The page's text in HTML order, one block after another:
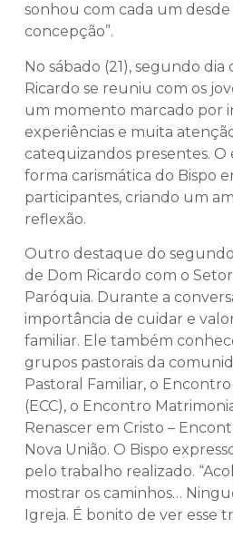
sonhou com cada um
concepção”.
No sábado (21), segundo dia
Ricardo se reuniu com os
um momento marcado por
experiências e muita
catequizandos presentes. O
forma carismática do Bispo
participantes, criando um
reflexão.
Outro destaque do
de Dom Ricardo com o
Paróquia. Durante a
importância de cuidar e
familiar. Ele também
grupos pastorais da
Pastoral Familiar, o
(ECC), o Encontro
Renascer em Cristo –
Nova União. O Bispo
pelo trabalho realizado.
mostrar os caminhos…
Igreja. É bonito de ver esse